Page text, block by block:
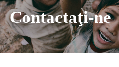
Contactaţi-ne